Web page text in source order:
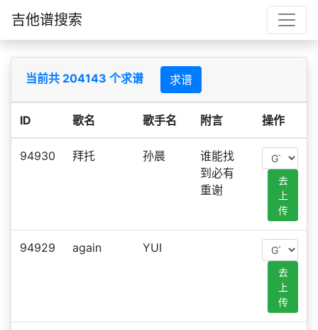
吉他谱搜索
当前共 204143 个求谱 求谱
ID 歌名 歌手名 附言 操作
94930 拜托 孙晨
谁能找
到必有
重谢
去
上
传
94929 again YUI
去
上
传